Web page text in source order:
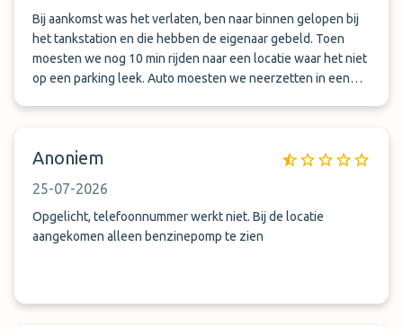
Bij aankomst was het verlaten, ben naar binnen gelopen bij
het tankstation en die hebben de eigenaar gebeld. Toen
moesten we nog 10 min rijden naar een locatie waar het niet
op een parking leek. Auto moesten we neerzetten in een
bellen voor we iemand aan de telefoon kregen. En inderdaad
de km stand ging checken gaven ze aan met de auto heen
en terug naar de parking te hebben gereden, verder geen
probleem maar geef dit van te voren even aan! Verder prima
Anoniem
25-07-2026
Opgelicht, telefoonnummer werkt niet. Bij de locatie
aangekomen alleen benzinepomp te zien